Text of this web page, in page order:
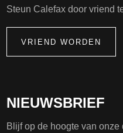
NIEUWSBRIEF
Blijf op de hoogte van
Steun Calefax door vriend
VRIEND WORDEN